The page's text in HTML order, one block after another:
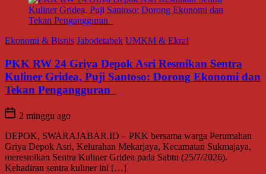
Ekonomi & Bisnis Jabodetabek UMKM & Ekraf
PKK RW 24 Griya Depok Asri Resmikan Sentra
Kuliner Gridea, Puji Santoso: Dorong Ekonomi dan
Tekan Pengangguran
2 minggu ago
DEPOK, SWARAJABAR.ID – PKK bersama warga Perumahan
Griya Depok Asri, Kelurahan Mekarjaya, Kecamatan Sukmajaya,
meresmikan Sentra Kuliner Gridea pada Sabtu (25/7/2026).
Kehadiran sentra kuliner ini […]